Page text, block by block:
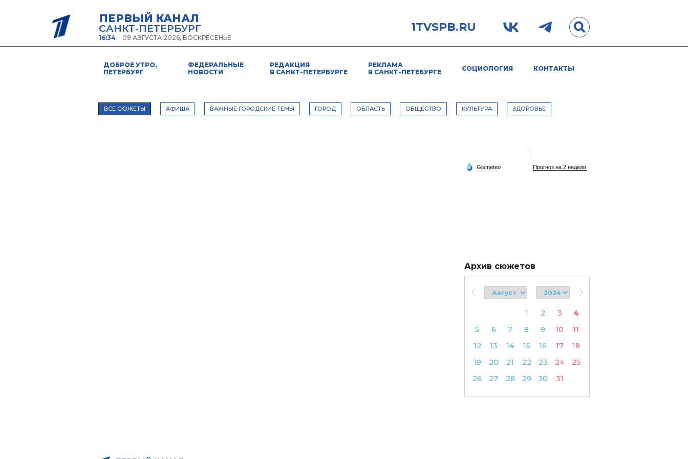
ПЕРВЫЙ КАНАЛ
САНКТ-ПЕТЕРБУРГ
16:34 09 АВГУСТА 2026, ВОСКРЕСЕНЬЕ
1TVSPB.RU
ДОБРОЕ УТРО,
ПЕТЕРБУРГ
ФЕДЕРАЛЬНЫЕ
НОВОСТИ
РЕДАКЦИЯ
В САНКТ-ПЕТЕРБУРГЕ
РЕКЛАМА
В САНКТ-ПЕТЕБУРГЕ
СОЦИОЛОГИЯ КОНТАКТЫ
ВСЕ СЮЖЕТЫ АФИША ВАЖНЫЕ ГОРОДСКИЕ ТЕМЫ ГОРОД ОБЛАСТЬ ОБЩЕСТВО КУЛЬТУРА ЗДОРОВЬЕ
Архив сюжетов
1 2 3
4
5
6 7 8 9 10
11
12
13 14 15 16 17
18
19
20 21 22 23 24
25
26
27 28 29 30 31